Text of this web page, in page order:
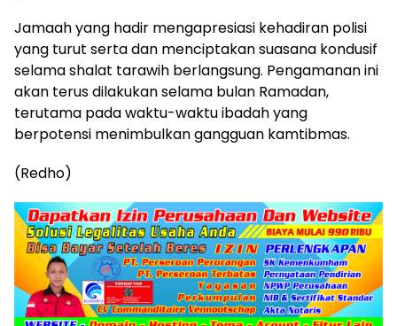
Jamaah yang hadir mengapresiasi kehadiran polisi
yang turut serta dan menciptakan suasana kondusif
selama shalat tarawih berlangsung. Pengamanan ini
akan terus dilakukan selama bulan Ramadan,
terutama pada waktu-waktu ibadah yang
berpotensi menimbulkan gangguan kamtibmas.
(Redho)